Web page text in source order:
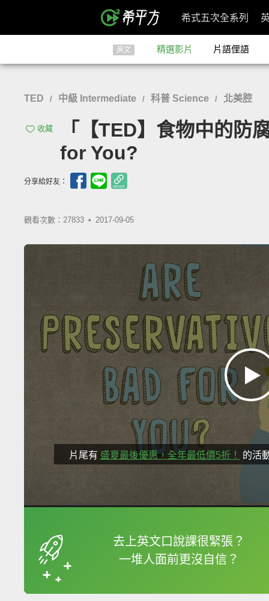
希式五次全系列
英文 精選影片 片語俚語
TED / 中級 Intermediate / 科普 Science / 北美腔
收藏
「【TED】食物中的
for You?
分享給好友：
觀看次數：27833 • 2017-09-05
片尾有 盛夏最後優惠，全年最低價5折！ 的活
去上英文口說課很緊張？
一堆人面前更沒自信？
框選或點兩下字幕可